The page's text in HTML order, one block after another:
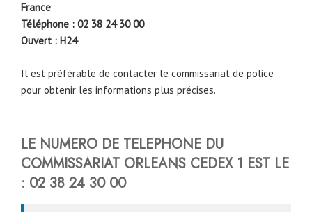
France
Téléphone : 02 38 24 30 00
Ouvert : H24
Il est préférable de contacter le commissariat de police
pour obtenir les informations plus précises.
LE NUMERO DE TELEPHONE DU
COMMISSARIAT ORLEANS CEDEX 1 EST LE
: 02 38 24 30 00